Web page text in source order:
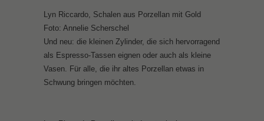
Lyn Riccardo, Schalen aus Porzellan mit Gold
Foto: Annelie Scherschel
Und neu: die kleinen Zylinder, die sich hervorragend
als Espresso-Tassen eignen oder auch als kleine
Vasen. Für alle, die ihr altes Porzellan etwas in
Schwung bringen möchten.